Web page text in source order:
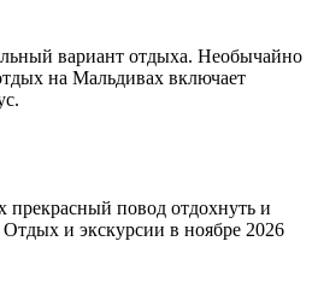
вариант отдыха. Необычайно
на Мальдивах включает
прекрасный повод отдохнуть и
Отдых и экскурсии в ноябре 2026